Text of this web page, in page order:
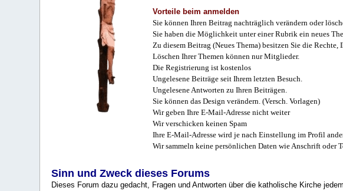
Vorteile beim anmelden
Sie können Ihren Beitrag nachträglich verändern oder
Sie haben die Möglichkeit unter einer Rubrik ein neues
Zu diesem Beitrag (Neues Thema) besitzen Sie die Rechte,
Löschen Ihrer Themen können nur Mitglieder.
Die Registrierung ist kostenlos
Ungelesene Beiträge seit Ihrem letzten Besuch.
Ungelesene Antworten zu Ihren Beiträgen.
Sie können das Design verändern. (Versch. Vorlagen)
Wir geben Ihre E-Mail-Adresse nicht weiter
Wir verschicken keinen Spam
Ihre E-Mail-Adresse wird je nach Einstellung im Profil
Wir sammeln keine persönlichen Daten wie Anschrift oder
Sinn und Zweck dieses Forums
Dieses Forum dazu gedacht, Fragen und Antworten über die katholische Kirche